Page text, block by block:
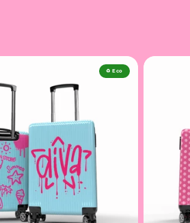
♻️ Eco